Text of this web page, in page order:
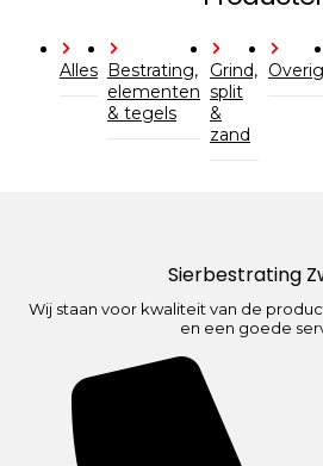
Alles Bestrating,
elementen
& tegels
Grind,
split
&
zand
Overig
Sierbestrating
Wij staan voor kwaliteit van de
en een goede